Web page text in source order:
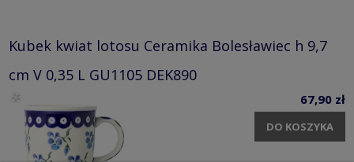
Kubek kwiat lotosu Ceramika Bolesławiec h 9,7
cm V 0,35 L GU1105 DEK890
67,90 zł
DO KOSZYKA